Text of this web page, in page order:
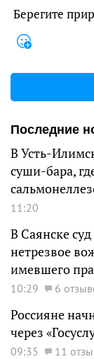
Берегите
Последние
В Усть-
суши-бара,
11:20
В Саянске
нетрезвое
имевшего
10:29 6
Россияне
через
09:35 11